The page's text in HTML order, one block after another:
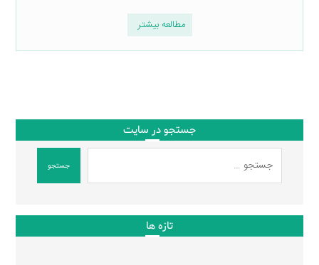
مطالعه بیشتر
جستجو در سایت
جستجو
تازه ها